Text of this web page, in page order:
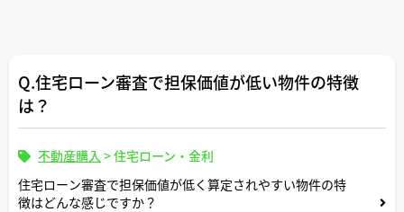
Q.住宅ローン審査で担保価値が低い物件の特徴
は？
不動産購入 >住宅ローン・金利
住宅ローン審査で担保価値が低く算定されやすい物件の特
徴はどんな感じですか？